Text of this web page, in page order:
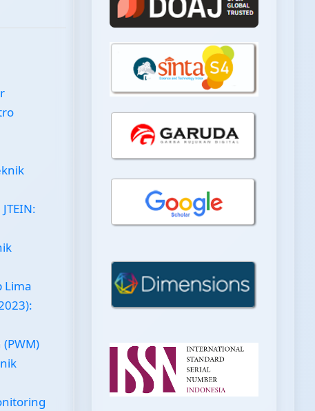
JTEIN:
Lima